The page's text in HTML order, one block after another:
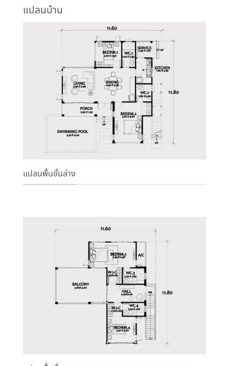
แปลนบ้าน
แปลนพื้นชั้นล่าง